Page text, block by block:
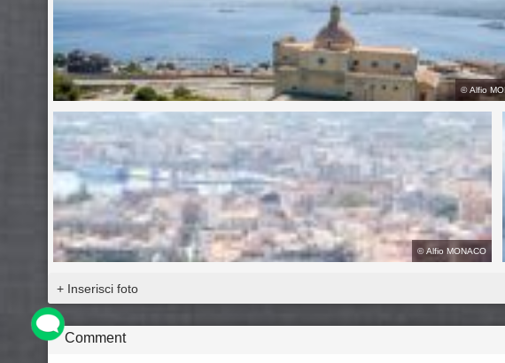
©Alfio
©Alfio MONACO
+ Inserisci foto
Comment